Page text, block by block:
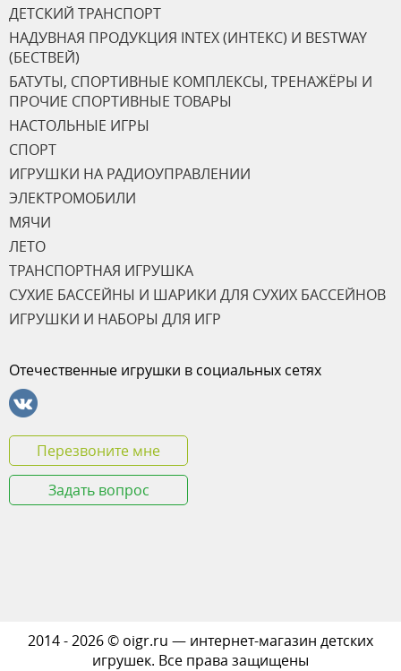
ДЕТСКИЙ ТРАНСПОРТ
НАДУВНАЯ ПРОДУКЦИЯ INTEX (ИНТЕКС) И BESTWAY
(БЕСТВЕЙ)
БАТУТЫ, СПОРТИВНЫЕ КОМПЛЕКСЫ, ТРЕНАЖЁРЫ И
ПРОЧИЕ СПОРТИВНЫЕ ТОВАРЫ
НАСТОЛЬНЫЕ ИГРЫ
СПОРТ
ИГРУШКИ НА РАДИОУПРАВЛЕНИИ
ЭЛЕКТРОМОБИЛИ
МЯЧИ
ЛЕТО
ТРАНСПОРТНАЯ ИГРУШКА
СУХИЕ БАССЕЙНЫ И ШАРИКИ ДЛЯ СУХИХ БАССЕЙНОВ
ИГРУШКИ И НАБОРЫ ДЛЯ ИГР
Отечественные игрушки в социальных сетях
Перезвоните мне
Задать вопрос
2014 - 2026 © oigr.ru — интернет-магазин детских
игрушек. Все права защищены